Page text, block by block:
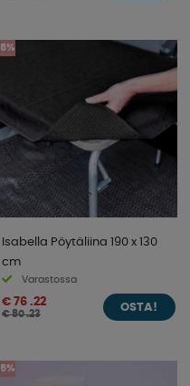
5%
Isabella Pöytäliina 190 x 130
cm
Varastossa
€ 76 .22
€ 80 .23
OSTA!
5%